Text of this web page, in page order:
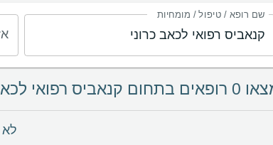
שם רופא / טיפול / מומחיות
קנאביס רפואי לכאב כרוני
לא